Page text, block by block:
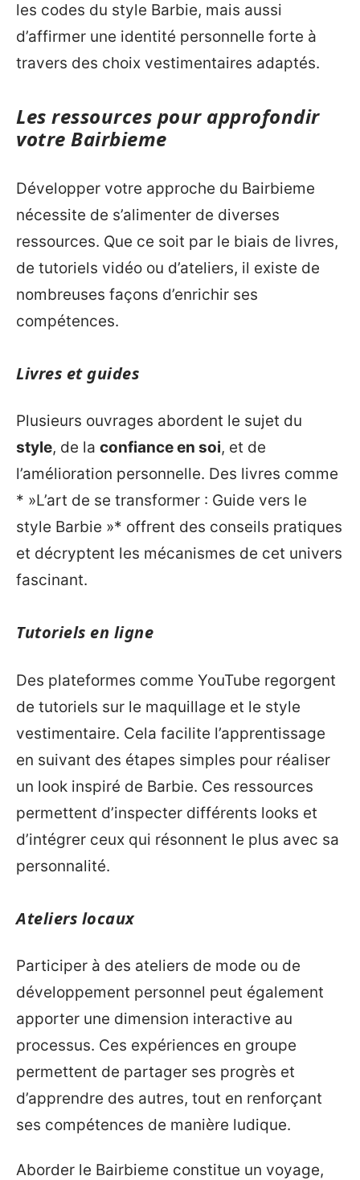
les codes du style Barbie, mais aussi
d’affirmer une identité personnelle forte à
travers des choix vestimentaires adaptés.
Les ressources pour approfondir
votre Bairbieme
Développer votre approche du Bairbieme
nécessite de s’alimenter de diverses
ressources. Que ce soit par le biais de livres,
de tutoriels vidéo ou d’ateliers, il existe de
nombreuses façons d’enrichir ses
compétences.
Livres et guides
Plusieurs ouvrages abordent le sujet du
style, de la confiance en soi, et de
l’amélioration personnelle. Des livres comme
* »L’art de se transformer : Guide vers le
style Barbie »* offrent des conseils pratiques
et décryptent les mécanismes de cet univers
fascinant.
Tutoriels en ligne
Des plateformes comme YouTube regorgent
de tutoriels sur le maquillage et le style
vestimentaire. Cela facilite l’apprentissage
en suivant des étapes simples pour réaliser
un look inspiré de Barbie. Ces ressources
permettent d’inspecter différents looks et
d’intégrer ceux qui résonnent le plus avec sa
personnalité.
Ateliers locaux
Participer à des ateliers de mode ou de
développement personnel peut également
apporter une dimension interactive au
processus. Ces expériences en groupe
permettent de partager ses progrès et
d’apprendre des autres, tout en renforçant
ses compétences de manière ludique.
Aborder le Bairbieme constitue un voyage,